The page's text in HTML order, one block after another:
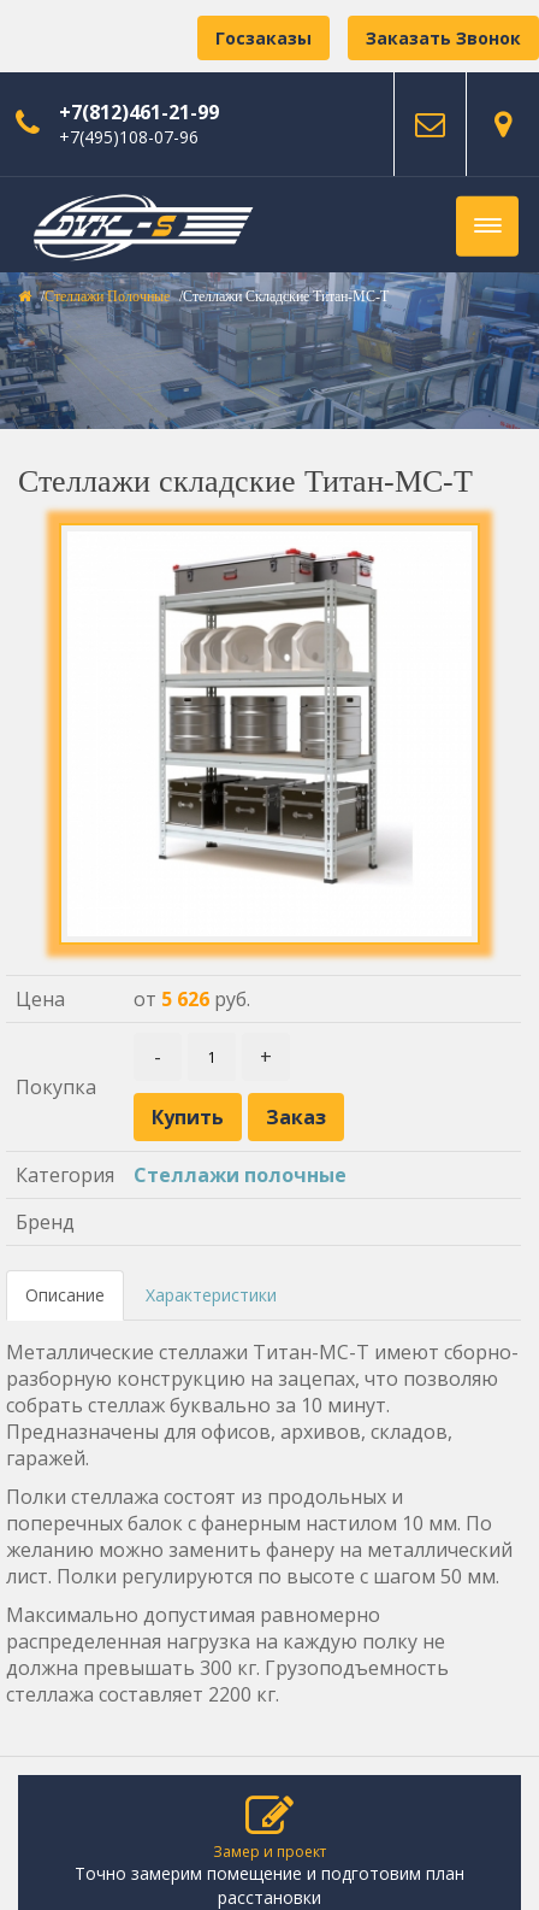
Заказать Звонок
Госзаказы
+7(812)461-21-99
+7(495)108-07-96
Стеллажи Полочные Стеллажи Складские Титан-МС-Т
Стеллажи складские Титан-МС-Т
Цена от 5 626 руб.
Покупка
- +
Купить Заказ
Категория
Стеллажи полочные
Бренд
Описание Характеристики
Металлические стеллажи Титан-МС-Т имеют сборно-
разборную конструкцию на зацепах, что позволяю
собрать стеллаж буквально за 10 минут.
Предназначены для офисов, архивов, складов,
гаражей.
Полки стеллажа состоят из продольных и
поперечных балок с фанерным настилом 10 мм. По
желанию можно заменить фанеру на металлический
лист. Полки регулируются по высоте с шагом 50 мм.
Максимально допустимая равномерно
распределенная нагрузка на каждую полку не
должна превышать 300 кг. Грузоподъемность
стеллажа составляет 2200 кг.
Замер и проект
Точно замерим помещение и подготовим план
расстановки